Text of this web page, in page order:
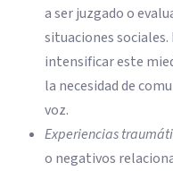
a ser juzgado o
situaciones
intensificar este
la necesidad de
voz.
Experiencias
o negativos